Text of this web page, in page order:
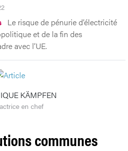
Le risque de pénurie d’électricité
et de la fin des
avec l’UE.
KÄMPFEN
en chef
communes